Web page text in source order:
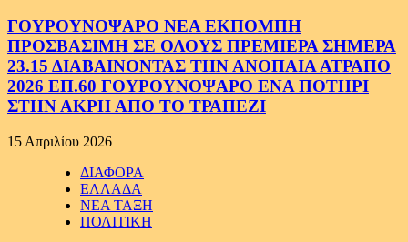
ΓΟΥΡΟΥΝΟΨΑΡΟ ΝΕΑ ΕΚΠΟΜΠΗ
ΠΡΟΣΒΑΣΙΜΗ ΣΕ ΟΛΟΥΣ ΠΡΕΜΙΕΡΑ ΣΗΜΕΡΑ
23.15 ΔΙΑΒΑΙΝΟΝΤΑΣ ΤΗΝ ΑΝΟΠΑΙΑ ΑΤΡΑΠΟ
2026 ΕΠ.60 ΓΟΥΡΟΥΝΟΨΑΡΟ ΕΝΑ ΠΟΤΗΡΙ
ΣΤΗΝ ΑΚΡΗ ΑΠΟ ΤΟ ΤΡΑΠΕΖΙ
15 Απριλίου 2026
ΔΙΑΦΟΡΑ
ΕΛΛΑΔΑ
ΝΕΑ ΤΑΞΗ
ΠΟΛΙΤΙΚΗ